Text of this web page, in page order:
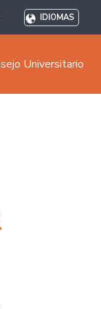
IDIOMAS
Universitario